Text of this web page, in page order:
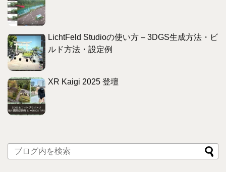
LichtFeld Studioの使い方 – 3DGS生成方法・ビ
ルド方法・設定例
XR Kaigi 2025 登壇